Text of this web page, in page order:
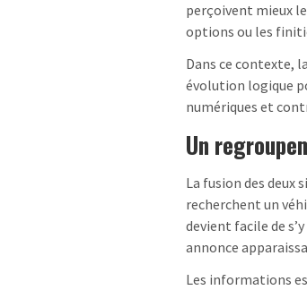
perçoivent mieux
options ou les
Dans ce contexte,
évolution logique
numériques et
Un
La fusion des deux
recherchent un
devient facile de
annonce
Les informations